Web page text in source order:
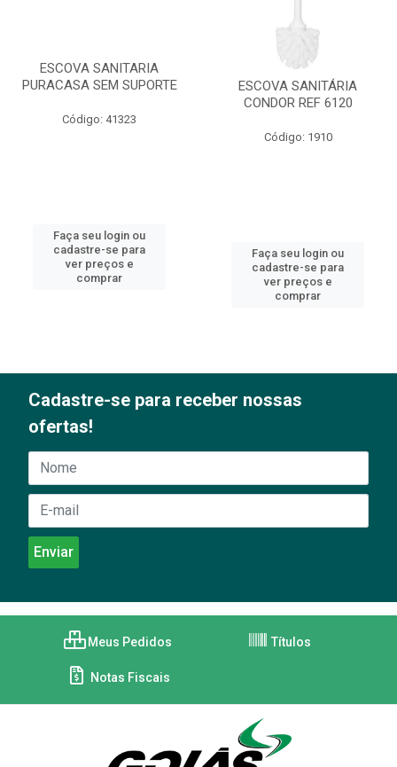
ESCOVA SANITARIA
PURACASA SEM SUPORTE
Código: 41323
Faça seu login ou
cadastre-se para
ver preços e
comprar
ESCOVA SANITÁRIA
CONDOR REF 6120
Código: 1910
Faça seu login ou
cadastre-se para
ver preços e
comprar
Cadastre-se para receber nossas
ofertas!
Meus Pedidos Títulos
Notas Fiscais